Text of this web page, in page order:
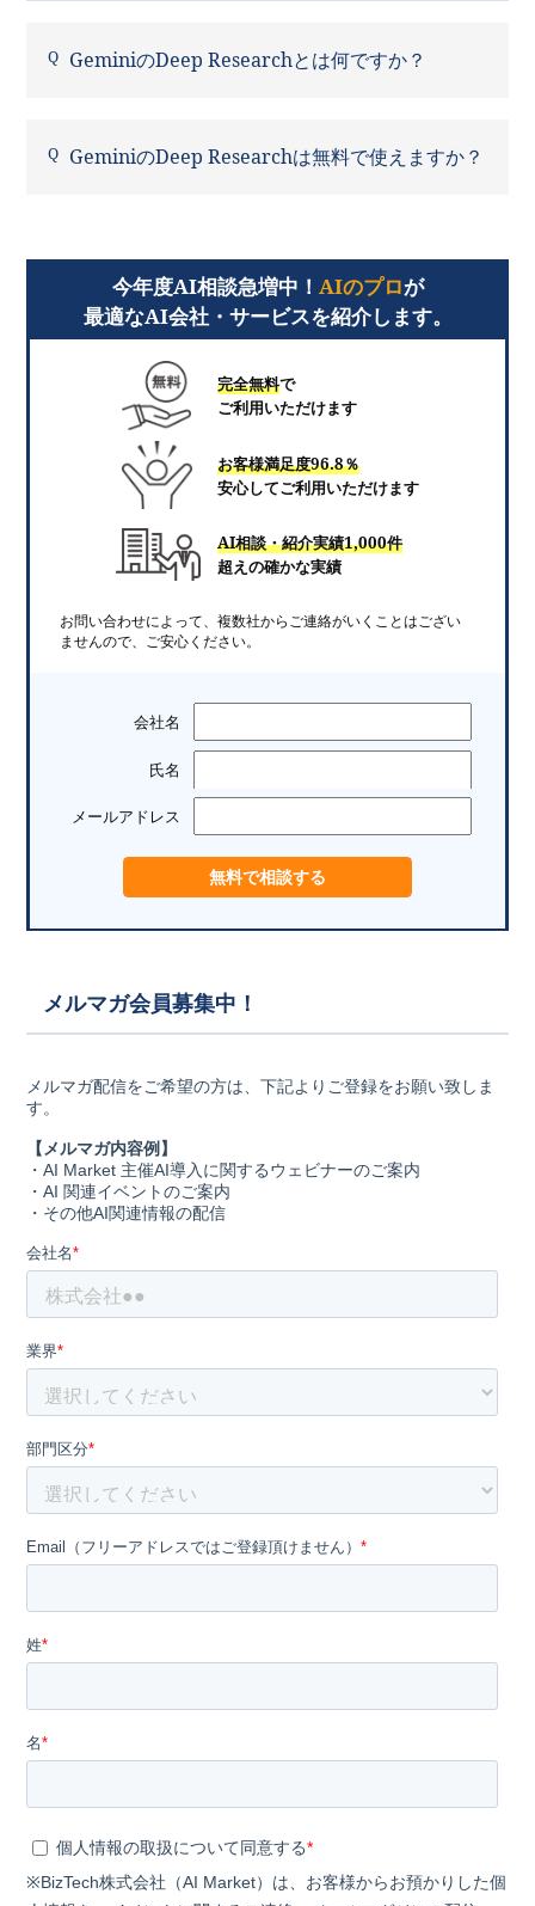
GeminiのDeep Researchとは何ですか？
GeminiのDeep Researchは無料で使えますか？
今年度AI相談急増中！ AIのプロが
最適なAI会社・サービスを紹介します。
完全無料で
ご利用いただけます
お客様満足度96.8％
安心してご利用いただけます
AI相談・紹介実績1,000件
超えの確かな実績
お問い合わせによって、複数社からご連絡がいくことはござい
ませんので、ご安心ください。
会社名
氏名
メールアドレス
メルマガ会員募集中！